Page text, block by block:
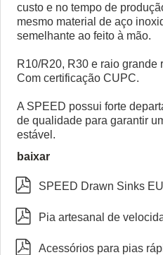
custo e no tempo de
mesmo material de aço
semelhante ao feito à mão.
R10/R20, R30 e raio grande
Com certificação CUPC.
A SPEED possui forte
de qualidade para garantir
estável.
baixar
 SPEED Drawn Sinks
 Pia artesanal de
 Acessórios para pias